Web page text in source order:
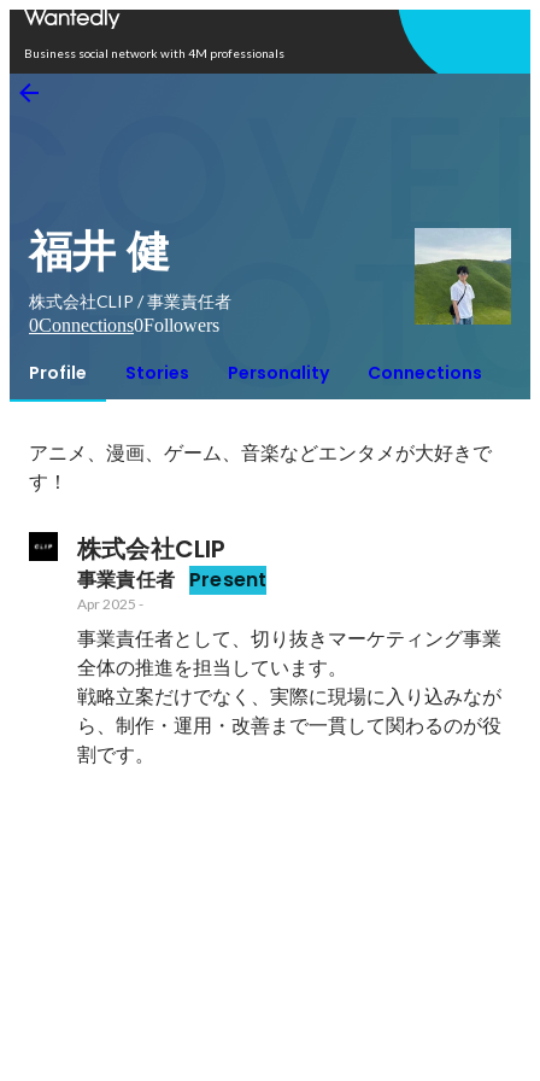
Business social network with 4M professionals
福井 健
株式会社CLIP / 事業責任者
0Connections0Followers
Profile Stories Personality Connections
アニメ、漫画、ゲーム、音楽などエンタメが大好きで
す！
株式会社CLIP
事業責任者 Present
Apr 2025 -
事業責任者として、切り抜きマーケティング事業
全体の推進を担当しています。
戦略立案だけでなく、実際に現場に入り込みなが
ら、制作・運用・改善まで一貫して関わるのが役
割です。